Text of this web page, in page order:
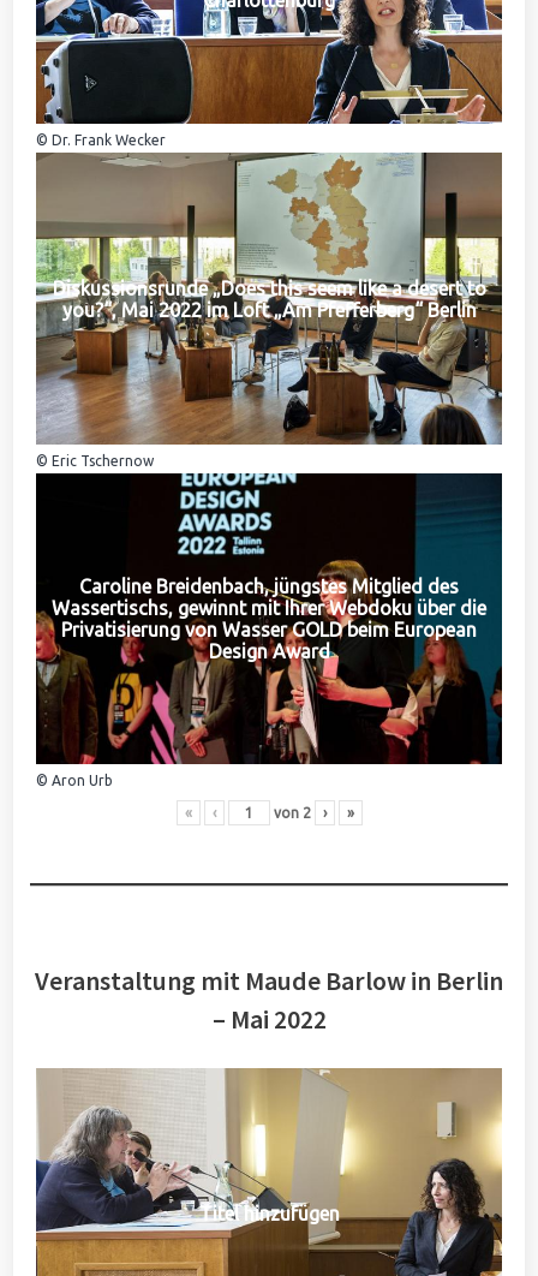
© Dr. Frank Wecker
Diskussionsrunde „Does this seem like a desert to
you?“, Mai 2022 im Loft „Am Pfefferberg“ Berlin
© Eric Tschernow
Caroline Breidenbach, jüngstes Mitglied des
Wassertischs, gewinnt mit Ihrer Webdoku über die
Privatisierung von Wasser GOLD beim European
Design Award
© Aron Urb
« ‹ von 2 › »
Veranstaltung mit Maude Barlow in Berlin
– Mai 2022
Titel hinzufügen